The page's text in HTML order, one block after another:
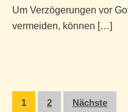
Um Verzögerungen vor
vermeiden, können […]
1 2 Nächste